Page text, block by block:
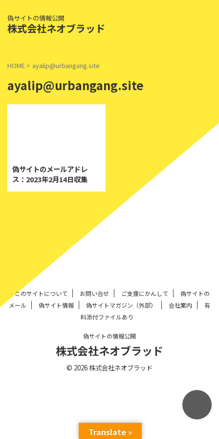
偽サイトの情報公開
株式会社ネオブラッド
HOME > ayalip@urbangang.site
ayalip@urbangang.site
偽サイトのメールアドレ
ス：2023年2月14日収集
このサイトについて お問い合せ ご支援にかんして
偽サイトの
メール
偽サイト情報 偽サイトマガジン（外部） 会社案内
有
料添付ファイルあり
偽サイトの情報公開
株式会社ネオブラッド
© 2026 株式会社ネオブラッド
Translate »